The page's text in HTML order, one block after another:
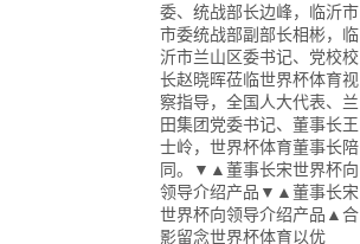
委、统战部长边峰，临沂市
市委统战部副部长相彬，临
沂市兰山区委书记、党校校
长赵晓晖莅临世界杯体育视
察指导，全国人大代表、兰
田集团党委书记、董事长王
士岭，世界杯体育董事长陪
同。▼▲董事长宋世界杯向
领导介绍产品▼▲董事长宋
世界杯向领导介绍产品▲合
影留念世界杯体育以优